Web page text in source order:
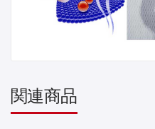
関連商品